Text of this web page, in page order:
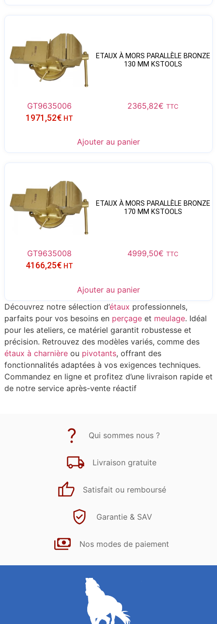
ETAUX À MORS PARALLÈLE BRONZE
130 MM KSTOOLS
GT9635006 2365,82€ TTC
1971,52€ HT
Ajouter au panier
ETAUX À MORS PARALLÈLE BRONZE
170 MM KSTOOLS
GT9635008 4999,50€ TTC
4166,25€ HT
Ajouter au panier
Découvrez notre sélection d’étaux professionnels,
parfaits pour vos besoins en perçageet meulage. Idéal
pour les ateliers, ce matériel garantit robustesse et
précision. Retrouvez des modèles variés, comme des
étaux à charnièreou pivotants, offrant des
fonctionnalités adaptées à vos exigences techniques.
Commandez en ligne et profitez d’une livraison rapide et
de notre service après-vente réactif
Qui sommes nous ?
Livraison gratuite
Satisfait ou remboursé
Garantie & SAV
Nos modes de paiement